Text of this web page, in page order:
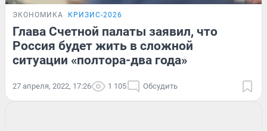
ЭКОНОМИКА КРИЗИС-2026
Глава Счетной палаты заявил, что
Россия будет жить в сложной
ситуации «полтора-два года»
27 апреля, 2022, 17:26 1 105 Обсудить